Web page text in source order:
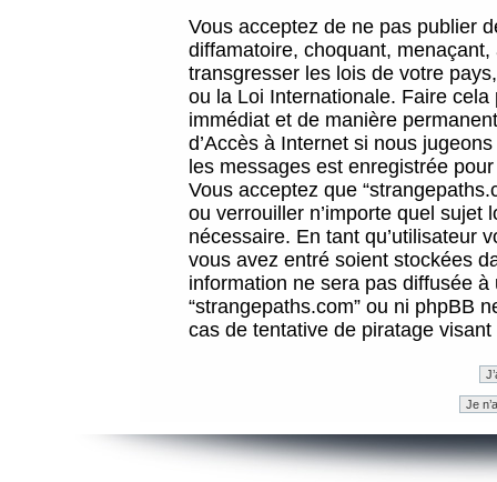
Vous acceptez de ne pas publier
diffamatoire, choquant,
transgresser les lois de votre
ou la Loi Internationale. Faire
immédiat et de manière
d’Accès à Internet si nous
les messages est enregistrée
Vous acceptez que
ou verrouiller n’importe quel sujet
nécessaire. En tant qu’utilisateur
vous avez entré soient stockées
information ne sera pas diffusée
“strangepaths.com” ou ni phpBB
cas de tentative de piratage